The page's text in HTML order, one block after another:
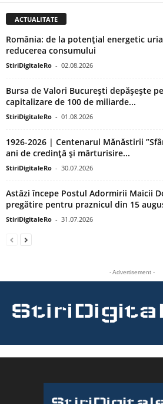
ACTUALITATE
România: de la potențial energetic
reducerea consumului
StiriDigitaleRo - 02.08.2026
Bursa de Valori București depășește
capitalizare de 100 de miliarde...
StiriDigitaleRo - 01.08.2026
1926-2026 | Centenarul Mănăstirii
ani de credință și mărturisire...
StiriDigitaleRo - 30.07.2026
Astăzi începe Postul Adormirii Maicii
pregătire pentru praznicul din 15
StiriDigitaleRo - 31.07.2026
- Advertisement -